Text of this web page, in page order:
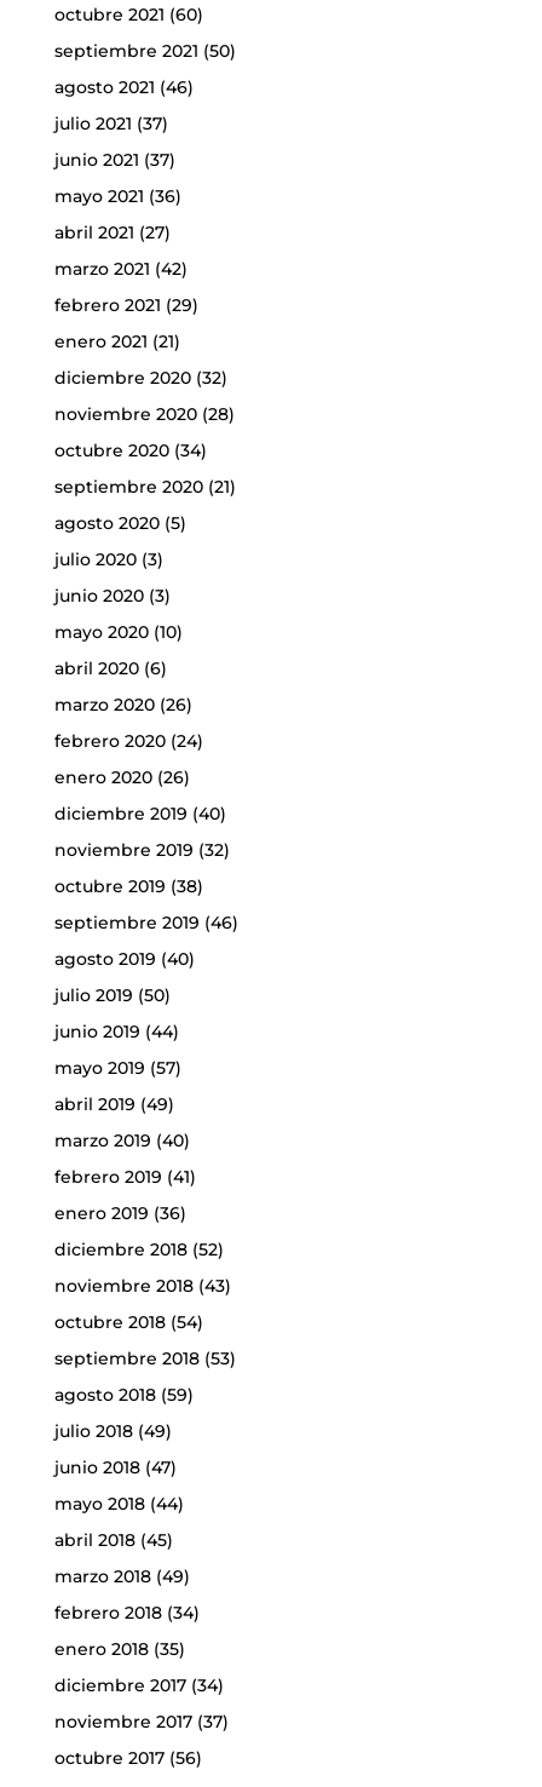
octubre 2021 (60)
septiembre 2021 (50)
agosto 2021 (46)
julio 2021 (37)
junio 2021 (37)
mayo 2021 (36)
abril 2021 (27)
marzo 2021 (42)
febrero 2021 (29)
enero 2021 (21)
diciembre 2020(32)
noviembre 2020(28)
octubre 2020(34)
septiembre 2020(21)
agosto 2020(5)
julio 2020(3)
junio 2020(3)
mayo 2020(10)
abril 2020(6)
marzo 2020(26)
febrero 2020(24)
enero 2020(26)
diciembre 2019 (40)
noviembre 2019 (32)
octubre 2019 (38)
septiembre 2019 (46)
agosto 2019 (40)
julio 2019 (50)
junio 2019 (44)
mayo 2019 (57)
abril 2019 (49)
marzo 2019 (40)
febrero 2019 (41)
enero 2019 (36)
diciembre 2018(52)
noviembre 2018(43)
octubre 2018(54)
septiembre 2018(53)
agosto 2018(59)
julio 2018(49)
junio 2018(47)
mayo 2018(44)
abril 2018(45)
marzo 2018(49)
febrero 2018(34)
enero 2018(35)
diciembre 2017(34)
noviembre 2017(37)
octubre 2017(56)